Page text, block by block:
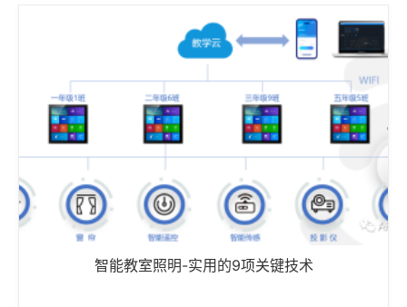
智能教室照明-实用的9项关键技术